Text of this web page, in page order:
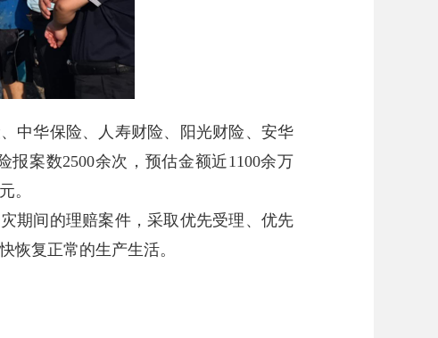
中华保险、人寿财险、阳光财险、安华
案数2500余次，预估金额近1100余万
。
期间的理赔案件，采取优先受理、优先
恢复正常的生产生活。